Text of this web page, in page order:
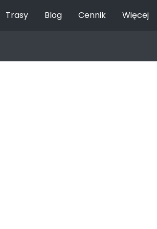
Trasy Blog Cennik Więcej